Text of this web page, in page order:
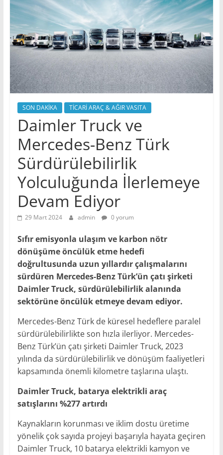
SON DAKİKA TİCARİ ARAÇ & AĞIR VASITA
Daimler Truck ve
Mercedes-Benz Türk
Sürdürülebilirlik
Yolculuğunda İlerlemeye
Devam Ediyor
29 Mart 2024 admin 0 yorum
Sıfır emisyonla ulaşım ve karbon nötr
dönüşüme öncülük etme hedefi
doğrultusunda uzun yıllardır çalışmalarını
sürdüren Mercedes-Benz Türk’ün çatı şirketi
Daimler Truck, sürdürülebilirlik alanında
sektörüne öncülük etmeye devam ediyor.
Mercedes-Benz Türk de küresel hedeflere paralel
sürdürülebilirlikte son hızla ilerliyor. Mercedes-
Benz Türk’ün çatı şirketi Daimler Truck, 2023
yılında da sürdürülebilirlik ve dönüşüm faaliyetleri
kapsamında önemli kilometre taşlarına ulaştı.
Daimler Truck, batarya elektrikli araç
satışlarını %277 artırdı
Kaynakların korunması ve iklim dostu üretime
yönelik çok sayıda projeyi başarıyla hayata geçiren
Daimler Truck, 10 batarya elektrikli kamyon ve